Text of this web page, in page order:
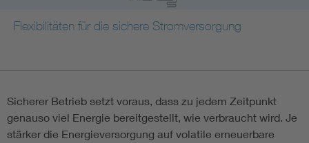
Vom Netz zum System
Flexibilitäten für die sichere Stromversorgung
Sicherer Betrieb setzt voraus, dass zu jedem Zeitpunkt
genauso viel Energie bereitgestellt, wie verbraucht wird. Je
stärker die Energieversorgung auf volatile erneuerbare